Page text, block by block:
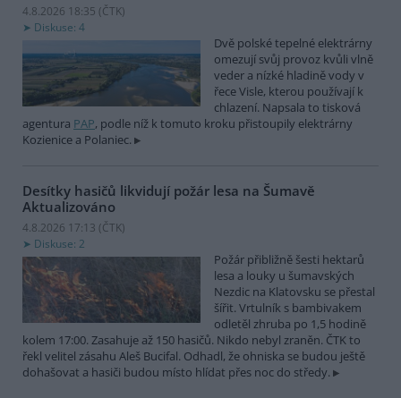
4.8.2026 18:35 (ČTK)
Diskuse: 4
Dvě polské tepelné elektrárny
omezují svůj provoz kvůli vlně
veder a nízké hladině vody v
řece Visle, kterou používají k
chlazení. Napsala to tisková
agentura PAP, podle níž k tomuto kroku přistoupily elektrárny
Kozienice a Polaniec.
Desítky hasičů likvidují požár lesa na Šumavě
Aktualizováno
4.8.2026 17:13 (ČTK)
Diskuse: 2
Požár přibližně šesti hektarů
lesa a louky u šumavských
Nezdic na Klatovsku se přestal
šířit. Vrtulník s bambivakem
odletěl zhruba po 1,5 hodině
kolem 17:00. Zasahuje až 150 hasičů. Nikdo nebyl zraněn. ČTK to
řekl velitel zásahu Aleš Bucifal. Odhadl, že ohniska se budou ještě
dohašovat a hasiči budou místo hlídat přes noc do středy.